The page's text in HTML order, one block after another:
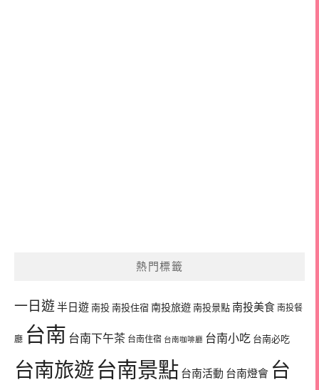
熱門標籤
一日遊半日遊 南投 南投住宿 南投旅遊 南投景點 南投美食 南投餐
廳 台南 台南下午茶 台南住宿 台南咖啡廳 台南小吃 台南必吃
台南旅遊 台南景點 台南活動 台南燈會 台